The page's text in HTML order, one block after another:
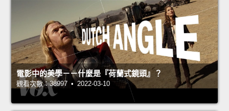
電影中的美學－－什麼是『荷蘭式鏡頭』？
觀看次數：38997 • 2022-03-10